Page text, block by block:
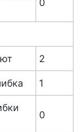
0
2
1
0